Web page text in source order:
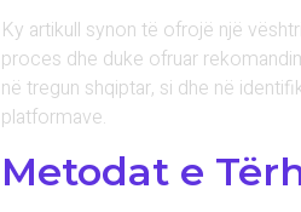
Ky artikull synon të ofrojë një
proces dhe duke ofruar
në tregun shqiptar, si dhe në
platformave.
Metodat e